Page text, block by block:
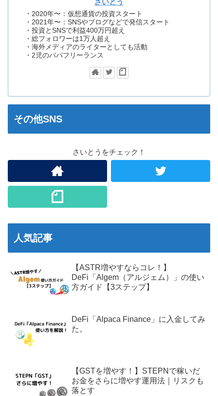
さいとう
・2020年〜：仮想通貨の投資スタート
・2021年〜：SNSやブログなどで発信スタート
・投資とSNSで利益400万円超え
・総フォロワーは1万人超え
・海外メディアのライターとしても活動
・2児のパパフリーランス
その他SNS
さいとうをチェック！
人気記事
【ASTR増やすならコレ！】
DeFi「Algem（アルジェム）」の使い
方ガイド【3ステップ】
DeFi「Alpaca Finance」に入金してみ
た。
【GSTを増やす！】STEPNで稼いだ
お金をさらに増やす運用法｜リスクも
落とす